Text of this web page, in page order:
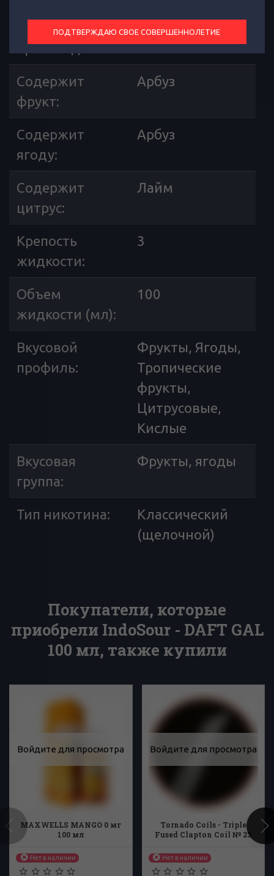
Страна
производителя:
Россия
Содержит
фрукт:
Арбуз
Содержит
ягоду:
Арбуз
Содержит
цитрус:
Лайм
Крепость
жидкости:
3
Объем
жидкости (мл):
100
Вкусовой
профиль:
Фрукты, Ягоды,
Тропические
фрукты,
Цитрусовые,
Кислые
Вкусовая
группа:
Фрукты, ягоды
Тип никотина:
Классический
(щелочной)
Покупатели, которые
приобрели IndoSour - DAFT GAL
100 мл, также купили
Войдите для просмотра
MAXWELLS MANGO 0 мг
100 мл
Нет в наличии
Войдите для просмотра
Tornado Coils - Triple
Fused Clapton Coil № 23
Нет в наличии
ПОДТВЕРЖДАЮ СВОЕ СОВЕРШЕННОЛЕТИЕ